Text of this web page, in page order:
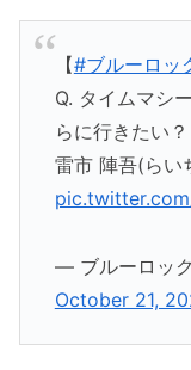
【#ブルーロッ
Q. タイムマシ
らに行きたい？
雷市 陣吾(らい
— ブルーロッ
October 21,